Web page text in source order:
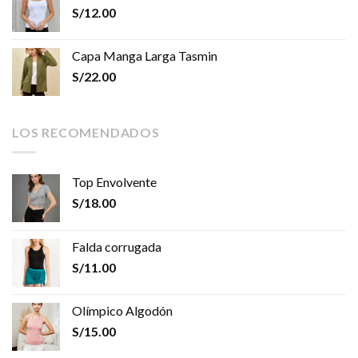
S/12.00
Capa Manga Larga Tasmin
S/22.00
LOS RECOMENDADOS
Top Envolvente
S/18.00
Falda corrugada
S/11.00
Olímpico Algodón
S/15.00